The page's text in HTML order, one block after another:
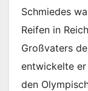
Schmiedes
Reifen in
Großvaters
entwickelte
den